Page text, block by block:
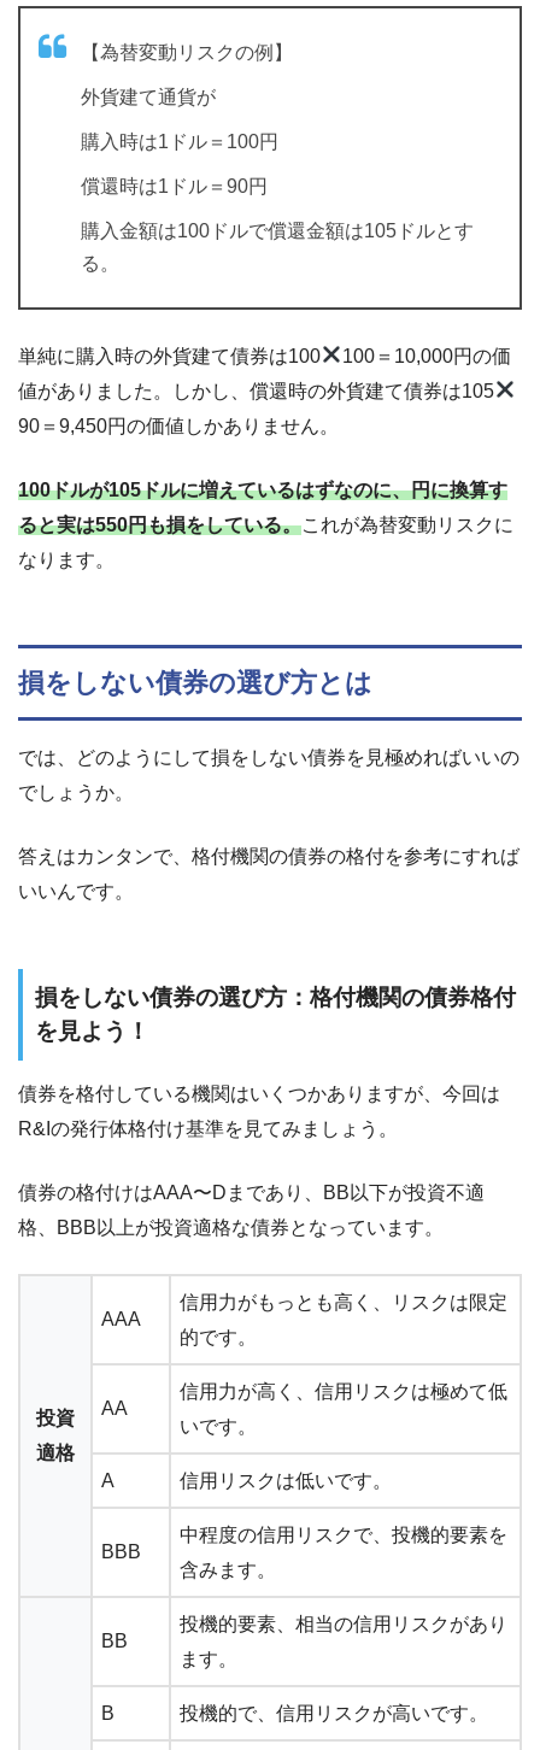
【為替変動リスクの例】
外貨建て通貨が
購入時は1ドル＝100円
償還時は1ドル＝90円
購入金額は100ドルで償還金額は105ドルとす
る。
単純に購入時の外貨建て債券は100
100＝10,000円の価
値がありました。しかし、償還時の外貨建て債券は105
90＝9,450円の価値しかありません。
100ドルが105ドルに増えているはずなのに、円に換算す
ると実は550円も損をしている。これが為替変動リスクに
なります。
損をしない債券の選び方とは
では、どのようにして損をしない債券を見極めればいいの
でしょうか。
答えはカンタンで、格付機関の債券の格付を参考にすれば
いいんです。
損をしない債券の選び方：格付機関の債券格付
を見よう！
債券を格付している機関はいくつかありますが、今回は
R&Iの発行体格付け基準を見てみましょう。
債券の格付けはAAA〜Dまであり、BB以下が投資不適
格、BBB以上が投資適格な債券となっています。
投資
適格
AAA
信用力がもっとも高く、リスクは限定
的です。
AA
信用力が高く、信用リスクは極めて低
いです。
A 信用リスクは低いです。
BBB
中程度の信用リスクで、投機的要素を
含みます。
BB
投機的要素、相当の信用リスクがあり
ます。
B 投機的で、信用リスクが高いです。